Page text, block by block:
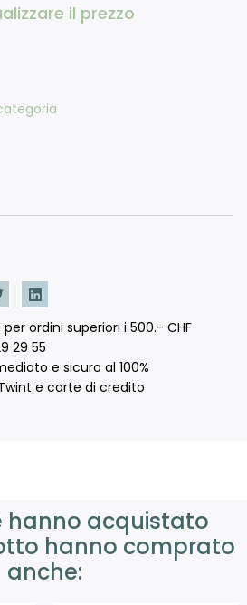
il prezzo
ordini superiori i 500.- CHF
29 55
e sicuro al 100%
e carte di credito
hanno acquistato
hanno comprato
anche: